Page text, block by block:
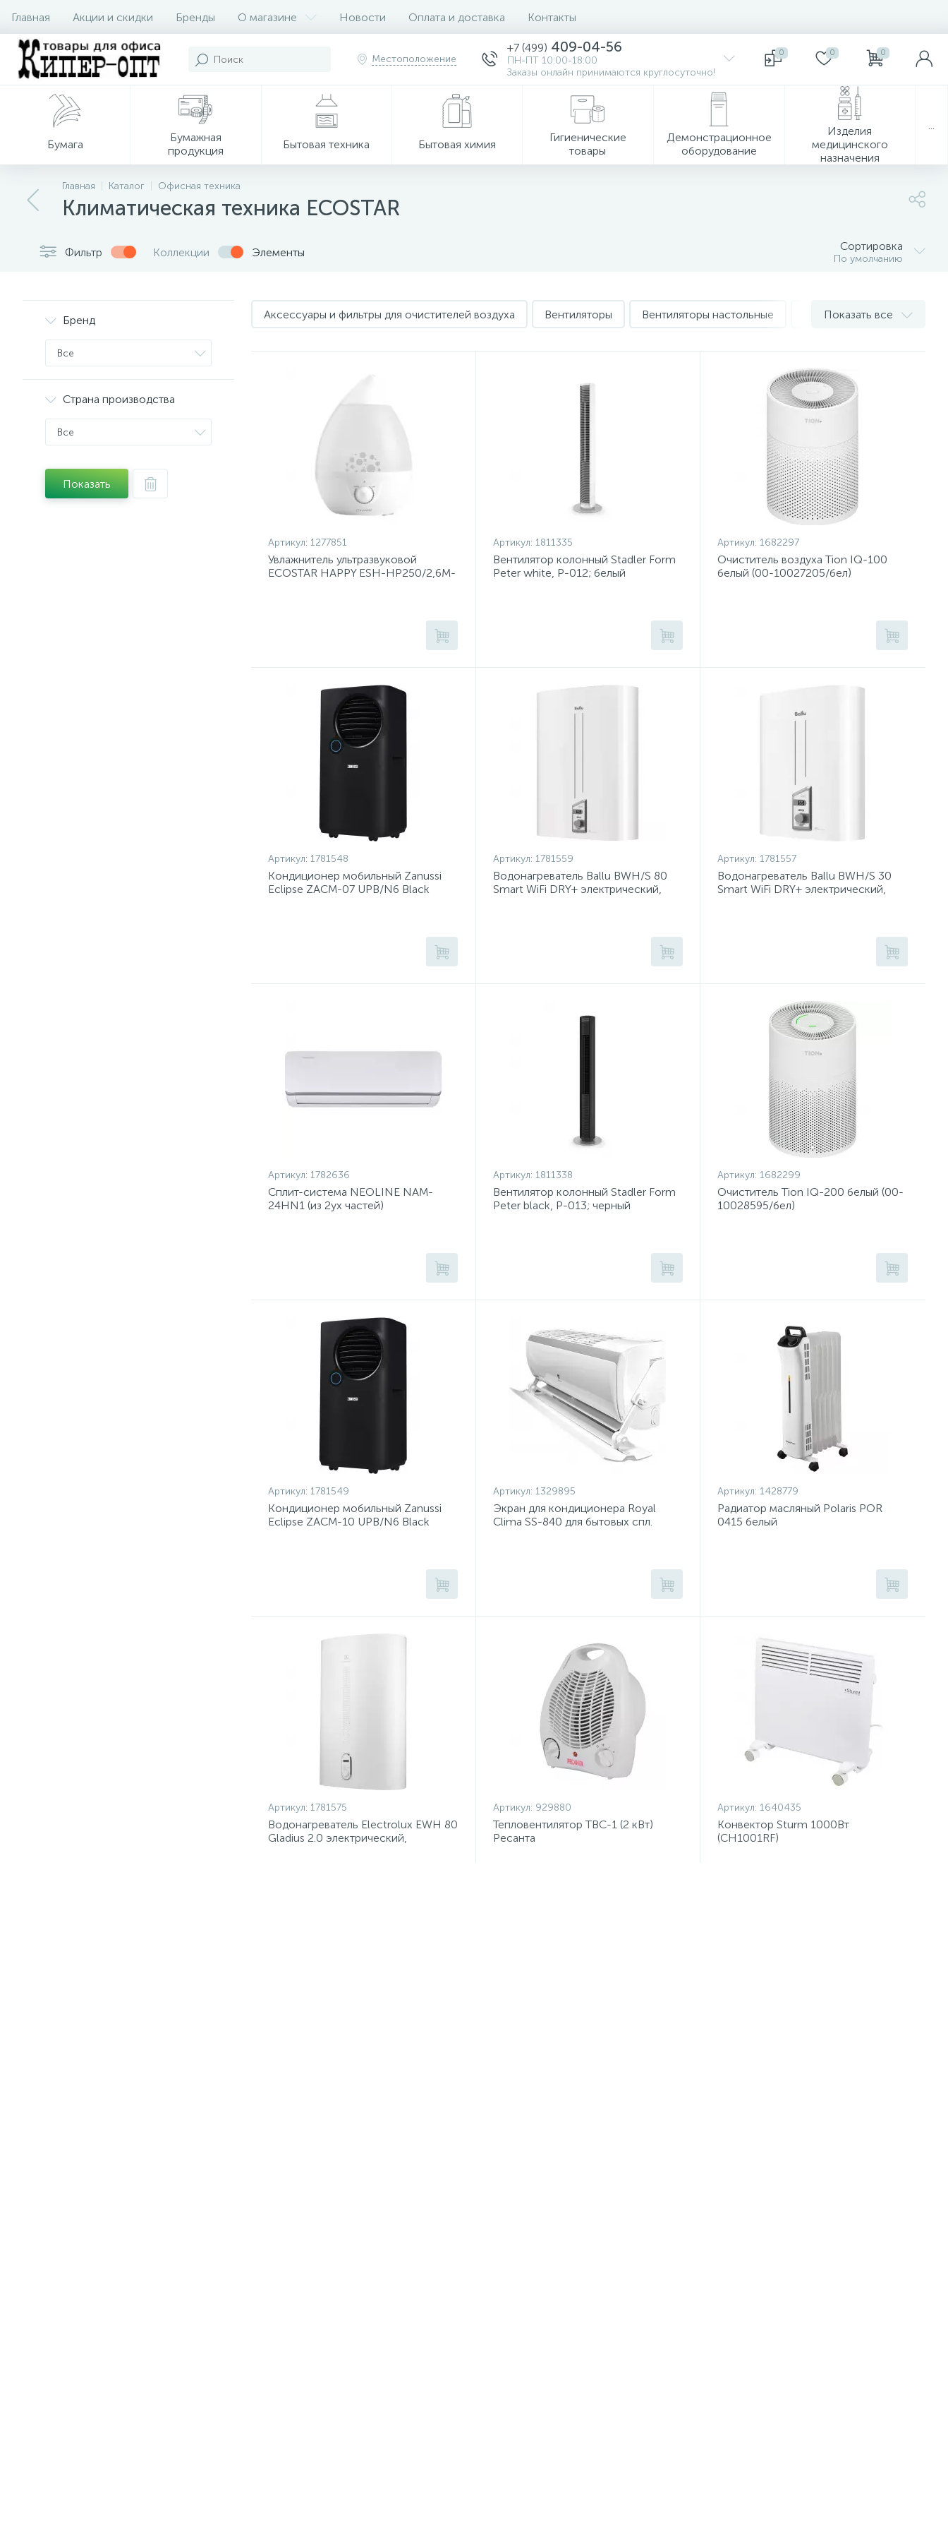
Главная Акции и скидки Бренды О магазине Новости Оплата и доставка Контакты
Местоположение
+7 (499) 409-04-56
ПН-ПТ 10:00-18:00
Заказы онлайн принимаются круглосуточно!
0 0 0
Бумага
Бумажная
продукция
Бытовая техника Бытовая химия
Гигиенические
товары
Демонстрационное
оборудование
Изделия
медицинского
назначения
Главная Каталог Офисная техника
Климатическая техника ECOSTAR
Фильтр Коллекции Элементы Сортировка
По умолчанию
Бренд
Все
Страна производства
Все
Показать
Аксессуары и фильтры для очистителей воздуха Вентиляторы Вентиляторы настольные Водонагреватели
Показать все
Артикул: 1277851
Увлажнитель ультразвуковой
ECOSTAR HAPPY ESH-HP250/2,6M-
Артикул: 1811335
Вентилятор колонный Stadler Form
Peter white, P-012; белый
Артикул: 1682297
Очиститель воздуха Tion IQ-100
белый (00-10027205/бел)
Артикул: 1781548
Кондиционер мобильный Zanussi
Eclipse ZACM-07 UPB/N6 Black
Артикул: 1781559
Водонагреватель Ballu BWH/S 80
Smart WiFi DRY+ электрический,
Артикул: 1781557
Водонагреватель Ballu BWH/S 30
Smart WiFi DRY+ электрический,
Артикул: 1782636
Сплит-система NEOLINE NAM-
24HN1 (из 2ух частей)
Артикул: 1811338
Вентилятор колонный Stadler Form
Peter black, P-013; черный
Артикул: 1682299
Очиститель Tion IQ-200 белый (00-
10028595/бел)
Артикул: 1781549
Кондиционер мобильный Zanussi
Eclipse ZACM-10 UPB/N6 Black
Артикул: 1329895
Экран для кондиционера Royal
Clima SS-840 для бытовых спл.
Артикул: 1428779
Радиатор масляный Polaris POR
0415 белый
Артикул: 1781575
Водонагреватель Electrolux EWH 80
Gladius 2.0 электрический,
Артикул: 929880
Тепловентилятор ТВС-1 (2 кВт)
Ресанта
Артикул: 1640435
Конвектор Sturm 1000Вт
(CH1001RF)